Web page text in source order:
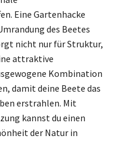
Eine Gartenhacke
des Beetes
nicht nur für Struktur,
attraktive
Kombination
damit deine Beete das
erstrahlen. Mit
kannst du einen
der Natur in